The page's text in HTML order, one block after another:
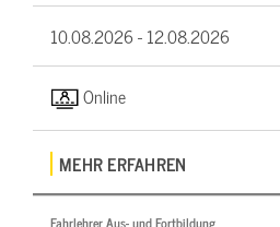
10.08.2026 -12.08.2026
Online
MEHR ERFAHREN